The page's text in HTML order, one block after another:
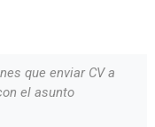
que enviar CV a
el asunto